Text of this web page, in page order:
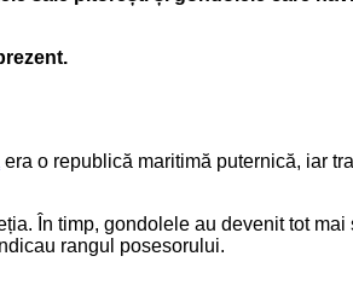
era o republică maritimă puternică, iar
În timp, gondolele au devenit tot
rangul posesorului.